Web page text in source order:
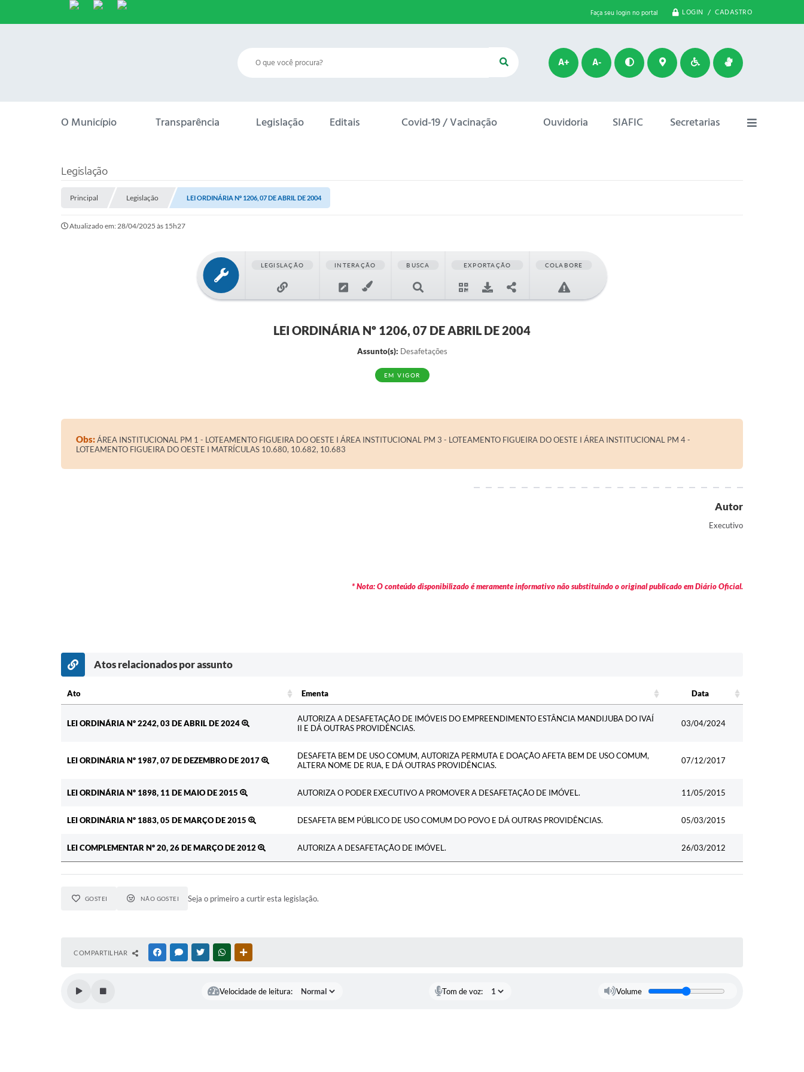
Faça seu login no portal LOGIN / CADASTRO
A+ A-
O Município Transparência Legislação Editais Covid-19 / Vacinação Ouvidoria SIAFIC Secretarias
Legislação
Principal Legislação LEI ORDINÁRIA Nº 1206, 07 DE ABRIL DE 2004
Atualizado em: 28/04/2025 às 15h27
LEGISLAÇÃO INTERAÇÃO BUSCA EXPORTAÇÃO COLABORE
LEI ORDINÁRIA Nº 1206, 07 DE ABRIL DE 2004
Assunto(s): Desafetações
EM VIGOR
Obs:ÁREA INSTITUCIONAL PM 1 - LOTEAMENTO FIGUEIRA DO OESTE I ÁREA INSTITUCIONAL PM 3 - LOTEAMENTO FIGUEIRA DO OESTE I ÁREA INSTITUCIONAL PM 4 -
LOTEAMENTO FIGUEIRA DO OESTE I MATRÍCULAS 10.680, 10.682, 10.683
Autor
Executivo
* Nota: O conteúdo disponibilizado é meramente informativo não substituindo o original publicado em Diário Oficial.
Atos relacionados por assunto
Ato Ementa
Data
LEI ORDINÁRIA Nº 2242, 03 DE ABRIL DE 2024
AUTORIZA A DESAFETAÇÃO DE IMÓVEIS DO EMPREENDIMENTO ESTÂNCIA MANDIJUBA DO IVAÍ
II E DÁ OUTRAS PROVIDÊNCIAS.
03/04/2024
LEI ORDINÁRIA Nº 1987, 07 DE DEZEMBRO DE 2017
DESAFETA BEM DE USO COMUM, AUTORIZA PERMUTA E DOAÇÃO AFETA BEM DE USO COMUM,
ALTERA NOME DE RUA, E DÁ OUTRAS PROVIDÊNCIAS.
07/12/2017
LEI ORDINÁRIA Nº 1898, 11 DE MAIO DE 2015 AUTORIZA O PODER EXECUTIVO A PROMOVER A DESAFETAÇÃO DE IMÓVEL. 11/05/2015
LEI ORDINÁRIA Nº 1883, 05 DE MARÇO DE 2015 DESAFETA BEM PÚBLICO DE USO COMUM DO POVO E DÁ OUTRAS PROVIDÊNCIAS. 05/03/2015
LEI COMPLEMENTAR Nº 20, 26 DE MARÇO DE 2012 AUTORIZA A DESAFETAÇÃO DE IMÓVEL. 26/03/2012
GOSTEI NÃO GOSTEI Seja o primeiro a curtir esta legislação.
COMPARTILHAR FACEBOOKMESSENGER
TWITTERWHATSAPP
Velocidade de leitura: Tom de voz: Volume